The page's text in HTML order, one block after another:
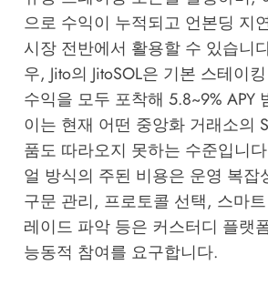
으로 수익이 누적되고 언본딩 지
시장 전반에서 활용할 수 있습니
우, Jito의 JitoSOL은 기본 스테이
수익을 모두 포착해 5.8~9% APY
이는 현재 어떤 중앙화 거래소의
품도 따라오지 못하는 수준입니
얼 방식의 주된 비용은 운영 복잡
구문 관리, 프로토콜 선택, 스마
레이드 파악 등은 커스터디 플랫
능동적 참여를 요구합니다.